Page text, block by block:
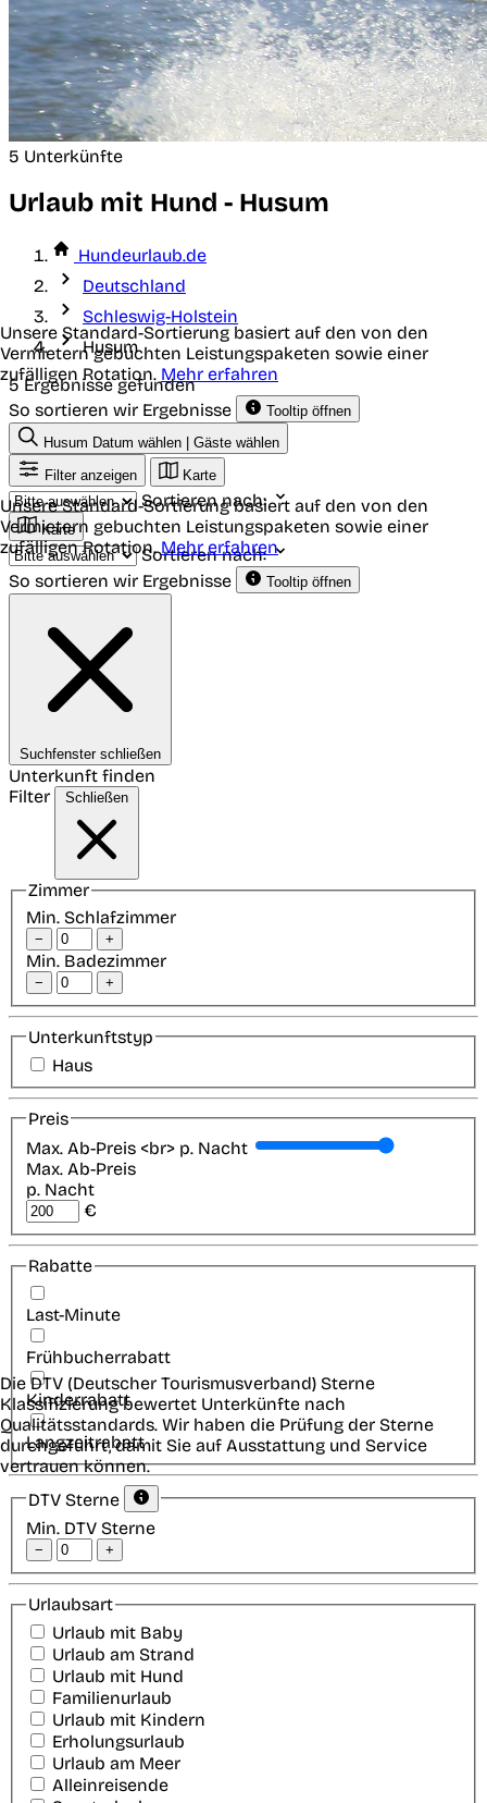
5 Unterkünfte
Urlaub mit Hund - Husum
Hundeurlaub.de
Deutschland
Schleswig-Holstein
Husum
5 Ergebnisse gefunden
So sortieren wir Ergebnisse
Tooltip öffnen
Unsere Standard-Sortierung basiert auf den von den
Vermietern gebuchten Leistungspaketen sowie einer
zufälligen Rotation. Mehr erfahren
Husum Datum wählen | Gäste wählen
Filter anzeigen
Karte
Sortieren nach:
Karte
Sortieren nach:
So sortieren wir Ergebnisse
Tooltip öffnen
Unsere Standard-Sortierung basiert auf den von den
Vermietern gebuchten Leistungspaketen sowie einer
zufälligen Rotation.Mehr erfahren
Suchfenster schließen
Unterkunft finden
Filter
Schließen
Zimmer
Min. Schlafzimmer
− +
Min. Badezimmer
− +
Unterkunftstyp
Haus
Preis
Max. Ab-Preis <br> p. Nacht
Max. Ab-Preis
p. Nacht
€
Rabatte
Last-Minute
Frühbucherrabatt
Kinderrabatt
Langzeitrabatt
DTV Sterne
Min. DTV Sterne
− +
Die DTV (Deutscher Tourismusverband) Sterne
Klassifizierung bewertet Unterkünfte nach
Qualitätsstandards. Wir haben die Prüfung der Sterne
durchgeführt, damit Sie auf Ausstattung und Service
vertrauen können.
Urlaubsart
Urlaub mit Baby
Urlaub am Strand
Urlaub mit Hund
Familienurlaub
Urlaub mit Kindern
Erholungsurlaub
Urlaub am Meer
Alleinreisende